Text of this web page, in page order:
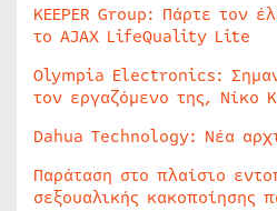
KEEPER Group: Πάρτε τον
το AJAX LifeQuality Lite
Olympia Electronics:
τον εργαζόμενο της, Νίκο
Dahua Technology: Νέα
Παράταση στο πλαίσιο
σεξουαλικής κακοποίησης